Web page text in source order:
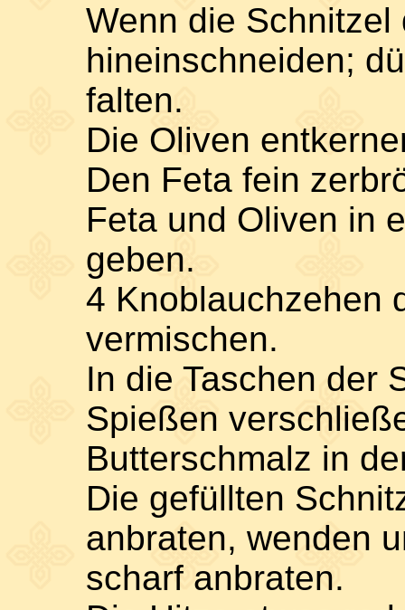
Wenn die Schnitzel
hineinschneiden;
falten.
Die Oliven
Den Feta fein
Feta und Oliven in
geben.
4 Knoblauchzehen
vermischen.
In die Taschen der
Spießen
Butterschmalz in
Die gefüllten
anbraten, wenden
scharf anbraten.